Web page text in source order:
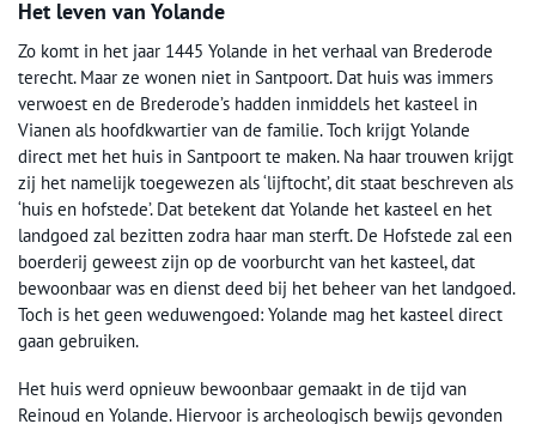
Het leven van Yolande
Zo komt in het jaar 1445 Yolande in het verhaal van Brederode
terecht. Maar ze wonen niet in Santpoort. Dat huis was immers
verwoest en de Brederode’s hadden inmiddels het kasteel in
Vianen als hoofdkwartier van de familie. Toch krijgt Yolande
direct met het huis in Santpoort te maken. Na haar trouwen krijgt
zij het namelijk toegewezen als ‘lijftocht’, dit staat beschreven als
‘huis en hofstede’. Dat betekent dat Yolande het kasteel en het
landgoed zal bezitten zodra haar man sterft. De Hofstede zal een
boerderij geweest zijn op de voorburcht van het kasteel, dat
bewoonbaar was en dienst deed bij het beheer van het landgoed.
Toch is het geen weduwengoed: Yolande mag het kasteel direct
gaan gebruiken.
Het huis werd opnieuw bewoonbaar gemaakt in de tijd van
Reinoud en Yolande. Hiervoor is archeologisch bewijs gevonden